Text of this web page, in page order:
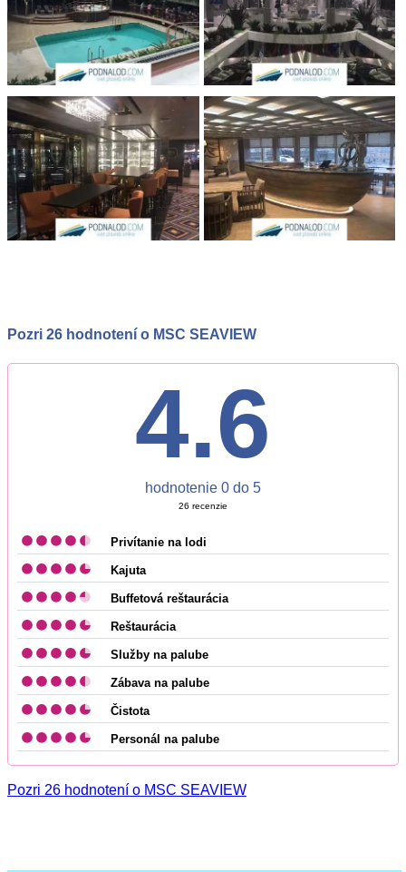
Pozri 26 hodnotení o MSC SEAVIEW
4.6
hodnotenie 0 do 5
26 recenzie
Privítanie na lodi
Kajuta
Buffetová reštaurácia
Reštaurácia
Služby na palube
Zábava na palube
Čistota
Personál na palube
Pozri 26 hodnotení o MSC SEAVIEW